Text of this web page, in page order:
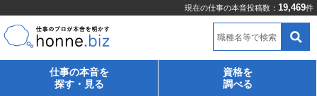
現在の仕事の本音投稿数： 19,469件
職種名等で検索
仕事の本音を
探す・見る
資格を
調べる